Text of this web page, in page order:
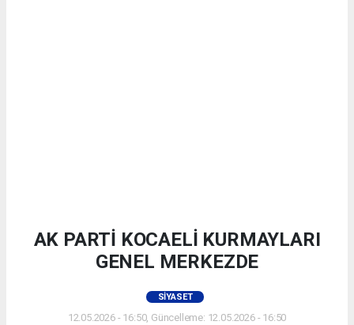
AK PARTİ KOCAELİ KURMAYLARI
GENEL MERKEZDE
SIYASET
12.05.2026 - 16:50, Güncelleme: 12.05.2026 - 16:50